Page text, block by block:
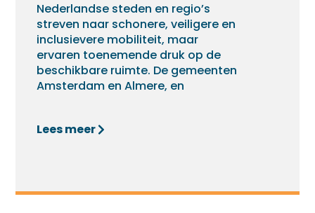
Nederlandse steden en regio’s
streven naar schonere, veiligere en
inclusievere mobiliteit, maar
ervaren toenemende druk op de
beschikbare ruimte. De gemeenten
Amsterdam en Almere, en
Lees meer